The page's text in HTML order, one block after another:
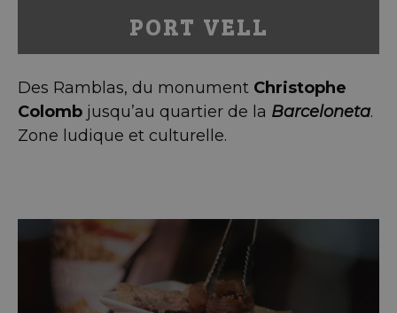
PORT VELL
Des Ramblas, du monument Christophe
Colomb jusqu’au quartier de la Barceloneta.
Zone ludique et culturelle.